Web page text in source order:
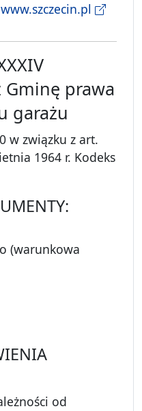
www.szczecin.pl
Gminę prawa
garażu
w związku z art.
1964 r. Kodeks
(warunkowa
od